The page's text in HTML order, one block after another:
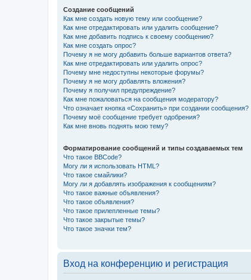
Создание сообщений
Как мне создать новую тему или сообщение?
Как мне отредактировать или удалить сообщение?
Как мне добавить подпись к своему сообщению?
Как мне создать опрос?
Почему я не могу добавить больше вариантов ответа?
Как мне отредактировать или удалить опрос?
Почему мне недоступны некоторые форумы?
Почему я не могу добавлять вложения?
Почему я получил предупреждение?
Как мне пожаловаться на сообщения модератору?
Что означает кнопка «Сохранить» при создании сообщения?
Почему моё сообщение требует одобрения?
Как мне вновь поднять мою тему?
Форматирование сообщений и типы создаваемых тем
Что такое BBCode?
Могу ли я использовать HTML?
Что такое смайлики?
Могу ли я добавлять изображения к сообщениям?
Что такое важные объявления?
Что такое объявления?
Что такое прилепленные темы?
Что такое закрытые темы?
Что такое значки тем?
Вход на конференцию и регистрация